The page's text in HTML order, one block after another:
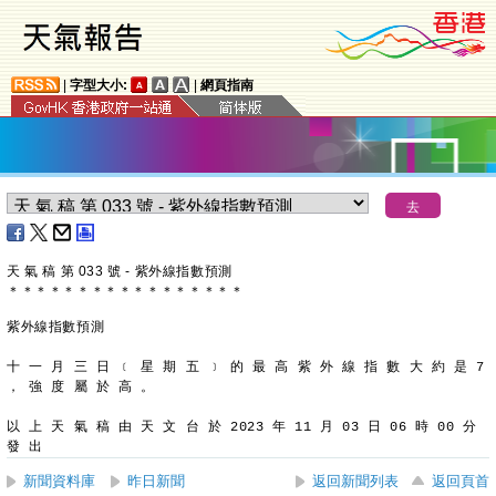
字型大小: 網頁指南
天 氣 稿 第 033 號 - 紫外線指數預測
＊ ＊ ＊ ＊ ＊ ＊ ＊ ＊ ＊ ＊ ＊ ＊ ＊ ＊ ＊ ＊ ＊
紫外線指數預測
十 一 月 三 日 ﹝ 星 期 五 ﹞ 的 最 高 紫 外 線 指 數 大 約 是 7
， 強 度 屬 於 高 。
以 上 天 氣 稿 由 天 文 台 於 2023 年 11 月 03 日 06 時 00 分
發 出
新聞資料庫 昨日新聞 返回新聞列表 返回頁首